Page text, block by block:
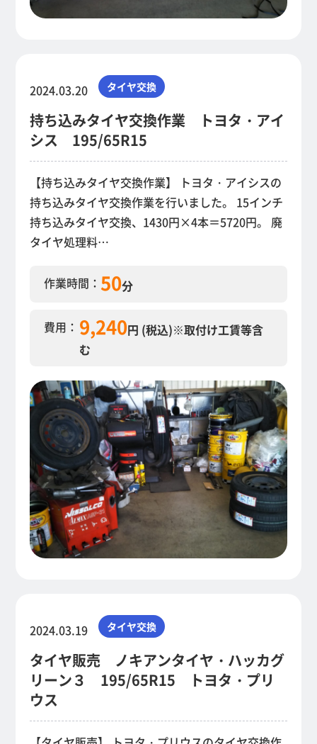
2024.03.20 タイヤ交換
持ち込みタイヤ交換作業 トヨタ・アイ
シス 195/65R15
【持ち込みタイヤ交換作業】 トヨタ・アイシスの
持ち込みタイヤ交換作業を行いました。 15インチ
持ち込みタイヤ交換、1430円×4本＝5720円。 廃
タイヤ処理料…
作業時間： 50分
費用： 9,240円 (税込)※取付け工賃等含
む
2024.03.19 タイヤ交換
タイヤ販売 ノキアンタイヤ・ハッカグ
リーン３ 195/65R15 トヨタ・プリ
ウス